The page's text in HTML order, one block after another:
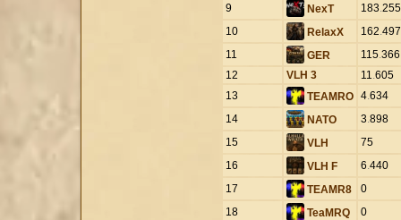
9
NexT 183.255
10
RelaxX 162.497
11
GER 115.366
12
VLH 3 11.605
13
TEAMRO 4.634
14
NATO 3.898
15
VLH
75
16
VLH F 6.440
17
TEAMR8
0
18
TeaMRQ
0